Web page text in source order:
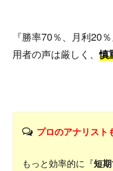
『勝率70％、月利20
用者の声は厳しく、慎
プロのアナリスト
もっと効率的に『短